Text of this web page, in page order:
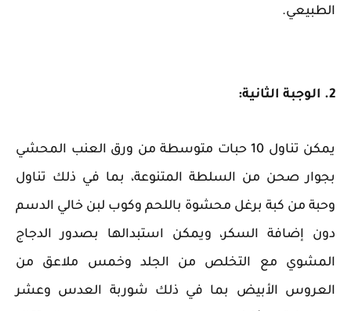
الطبيعي.
2. الوجبة الثانية:
يمكن تناول 10 حبات متوسطة من ورق العنب المحشي
بجوار صحن من السلطة المتنوعة، بما في ذلك تناول
وحبة من كبة برغل محشوة باللحم وكوب لبن خالي الدسم
دون إضافة السكر، ويمكن استبدالها بصدور الدجاج
المشوي مع التخلص من الجلد وخمس ملاعق من
العروس الأبيض بما في ذلك شوربة العدس وعشر